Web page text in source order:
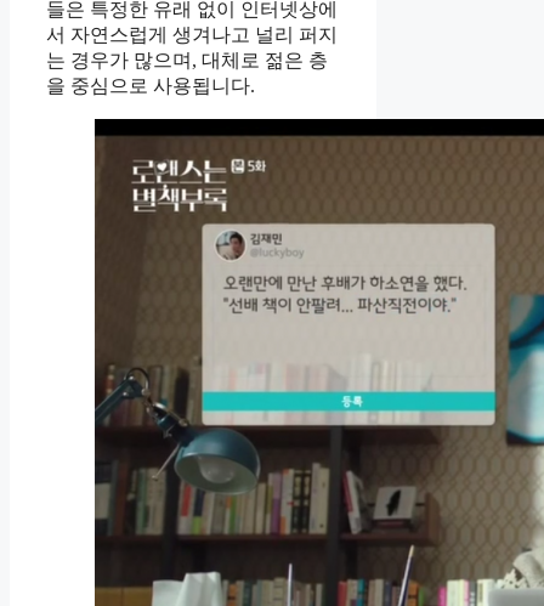
들은 특정한 유래 없이 인터넷상에
서 자연스럽게 생겨나고 널리 퍼지
는 경우가 많으며, 대체로 젊은 층
을 중심으로 사용됩니다.